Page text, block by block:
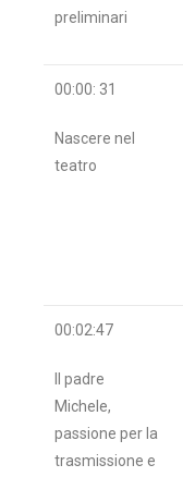
preliminari
00:00: 31
Nascere nel
teatro
00:02:47
Il padre
Michele,
passione per la
trasmissione e